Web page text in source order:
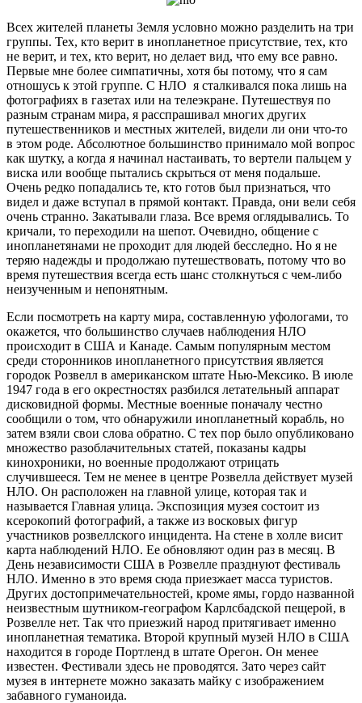
Всех жителей планеты Земля условно можно разделить на три
группы. Тех, кто верит в инопланетное присутствие, тех, кто
не верит, и тех, кто верит, но делает вид, что ему все равно.
Первые мне более симпатичны, хотя бы потому, что я сам
отношусь к этой группе. С НЛО я сталкивался пока лишь на
фотографиях в газетах или на телеэкране. Путешествуя по
разным странам мира, я расспрашивал многих других
путешественников и местных жителей, видели ли они что-то
в этом роде. Абсолютное большинство принимало мой вопрос
как шутку, а когда я начинал настаивать, то вертели пальцем у
виска или вообще пытались скрыться от меня подальше.
Очень редко попадались те, кто готов был признаться, что
видел и даже вступал в прямой контакт. Правда, они вели себя
очень странно. Закатывали глаза. Все время оглядывались. То
кричали, то переходили на шепот. Очевидно, общение с
инопланетянами не проходит для людей бесследно. Но я не
теряю надежды и продолжаю путешествовать, потому что во
время путешествия всегда есть шанс столкнуться с чем-либо
неизученным и непонятным.
Если посмотреть на карту мира, составленную уфологами, то
окажется, что большинство случаев наблюдения НЛО
происходит в США и Канаде. Самым популярным местом
среди сторонников инопланетного присутствия является
городок Розвелл в американском штате Нью-Мексико. В июле
1947 года в его окрестностях разбился летательный аппарат
дисковидной формы. Местные военные поначалу честно
сообщили о том, что обнаружили инопланетный корабль, но
затем взяли свои слова обратно. С тех пор было опубликовано
множество разоблачительных статей, показаны кадры
кинохроники, но военные продолжают отрицать
случившееся. Тем не менее в центре Розвелла действует музей
НЛО. Он расположен на главной улице, которая так и
называется Главная улица. Экспозиция музея состоит из
ксерокопий фотографий, а также из восковых фигур
участников розвеллского инцидента. На стене в холле висит
карта наблюдений НЛО. Ее обновляют один раз в месяц. В
День независимости США в Розвелле празднуют фестиваль
НЛО. Именно в это время сюда приезжает масса туристов.
Других достопримечательностей, кроме ямы, гордо названной
неизвестным шутником-географом Карлсбадской пещерой, в
Розвелле нет. Так что приезжий народ притягивает именно
инопланетная тематика. Второй крупный музей НЛО в США
находится в городе Портленд в штате Орегон. Он менее
известен. Фестивали здесь не проводятся. Зато через сайт
музея в интернете можно заказать майку с изображением
забавного гуманоида.